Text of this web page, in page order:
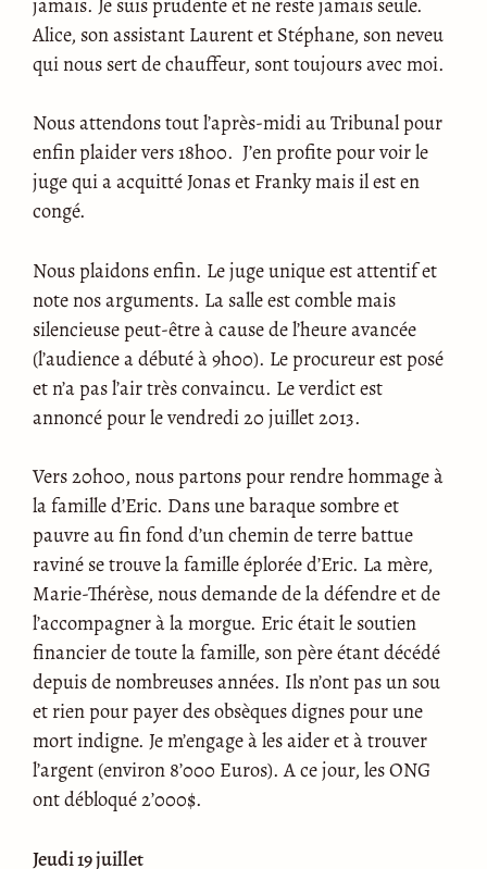
Alice, son assistant Laurent et Stéphane, son neveu
qui nous sert de chauffeur, sont toujours avec moi.
Nous attendons tout l’après-midi au Tribunal pour
enfin plaider vers 18h00. J’en profite pour voir le
juge qui a acquitté Jonas et Franky mais il est en
congé.
Nous plaidons enfin. Le juge unique est attentif et
note nos arguments. La salle est comble mais
silencieuse peut-être à cause de l’heure avancée
(l’audience a débuté à 9h00). Le procureur est posé
et n’a pas l’air très convaincu. Le verdict est
annoncé pour le vendredi 20 juillet 2013.
Vers 20h00, nous partons pour rendre hommage à
la famille d’Eric. Dans une baraque sombre et
pauvre au fin fond d’un chemin de terre battue
raviné se trouve la famille éplorée d’Eric. La mère,
Marie-Thérèse, nous demande de la défendre et de
l’accompagner à la morgue. Eric était le soutien
financier de toute la famille, son père étant décédé
depuis de nombreuses années. Ils n’ont pas un sou
et rien pour payer des obsèques dignes pour une
mort indigne. Je m’engage à les aider et à trouver
l’argent (environ 8’000 Euros). A ce jour, les ONG
ont débloqué 2’000$.
Jeudi 19 juillet